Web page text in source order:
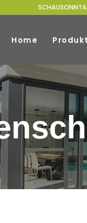
Home